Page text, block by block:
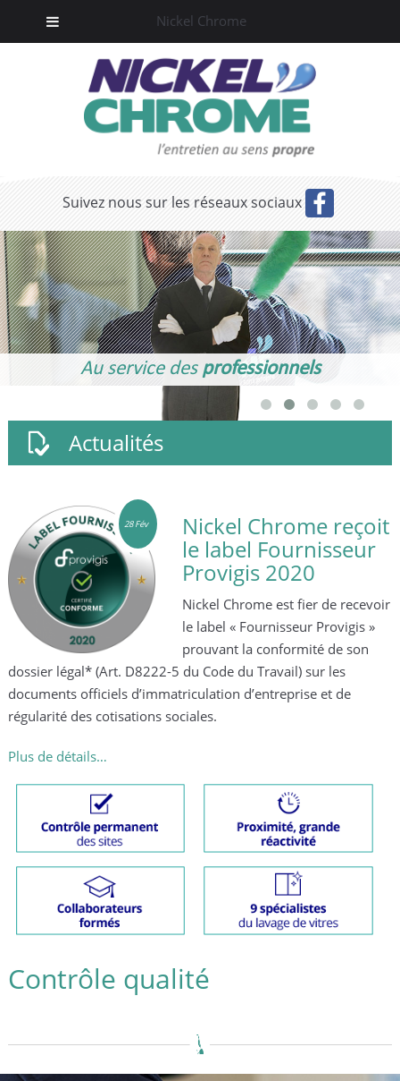
Suivez nous sur les réseaux sociaux
Au service des professionnels
Actualités
reçoit
de recevoir
Provigis »
de son
sur les
et de
17 Sep Nickel
sponsor des
Chamois
[SPONSORING]
Nickel Chrome
sponsoriser lesChamois Niortais FC
contrôle qualité
Nickel Chrome